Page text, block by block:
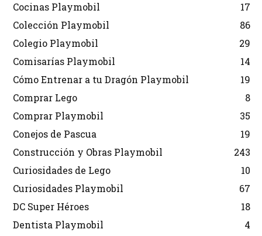
Cocinas Playmobil
17
Colección Playmobil
86
Colegio Playmobil
29
Comisarías Playmobil
14
Cómo Entrenar a tu Dragón Playmobil
19
Comprar Lego
8
Comprar Playmobil
35
Conejos de Pascua
19
Construcción y Obras Playmobil
243
Curiosidades de Lego
10
Curiosidades Playmobil
67
DC Super Héroes
18
Dentista Playmobil
4